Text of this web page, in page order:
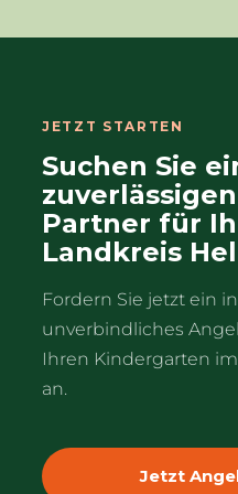
Liefergebiet liegt,
JETZT STARTEN
Suchen Sie
Partner für
Landkreis
Fordern Sie jetzt ein
unverbindliches
Ihren Kindergarten
an.
Jetzt